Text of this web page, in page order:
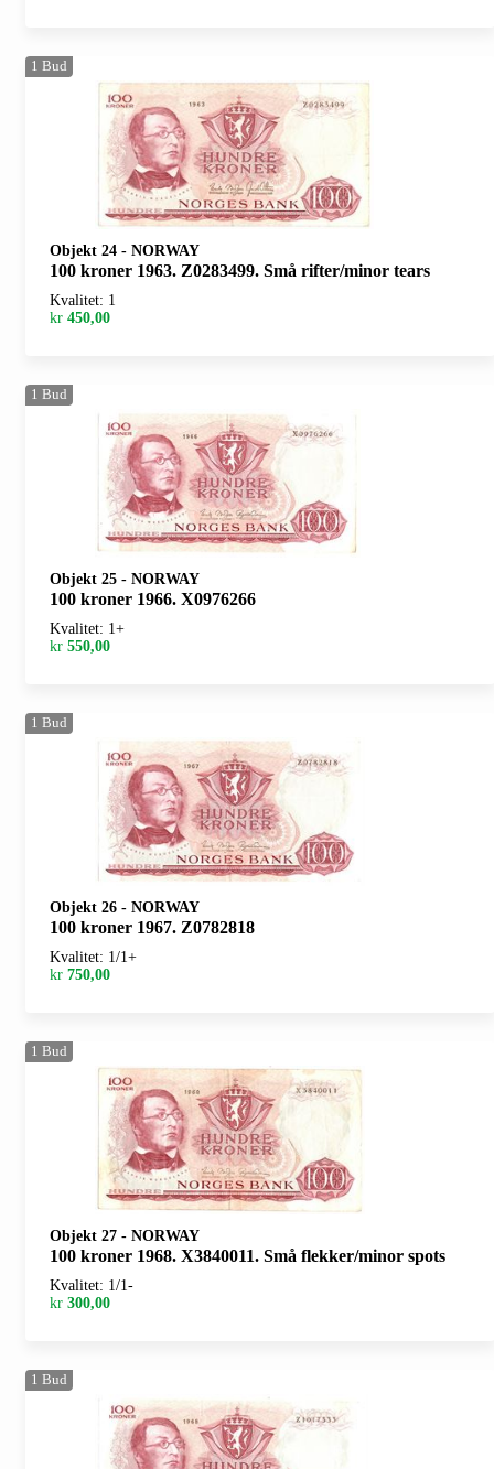
1 Bud
Objekt 24 - NORWAY
100 kroner 1963. Z0283499. Små rifter/minor tears
Kvalitet: 1
kr 450,00
1 Bud
Objekt 25 - NORWAY
100 kroner 1966. X0976266
Kvalitet: 1+
kr 550,00
1 Bud
Objekt 26 - NORWAY
100 kroner 1967. Z0782818
Kvalitet: 1/1+
kr 750,00
1 Bud
Objekt 27 - NORWAY
100 kroner 1968. X3840011. Små flekker/minor spots
Kvalitet: 1/1-
kr 300,00
1 Bud